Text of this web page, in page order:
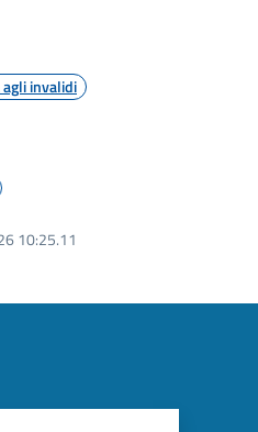
invalidi
10:25.11